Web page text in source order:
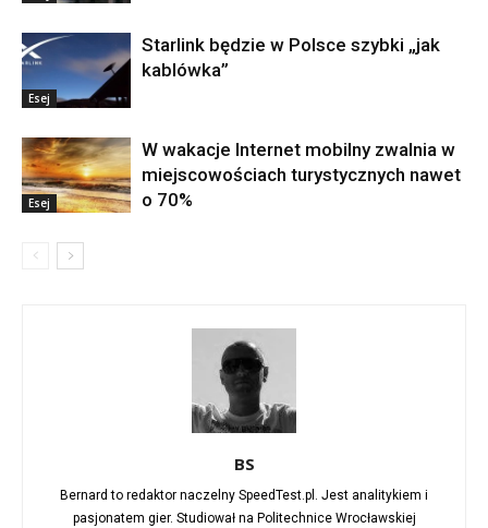
Esej
Starlink będzie w Polsce szybki „jak
kablówka”
Esej
W wakacje Internet mobilny zwalnia w
miejscowościach turystycznych nawet
o 70%
BS
Bernard to redaktor naczelny SpeedTest.pl. Jest analitykiem i
pasjonatem gier. Studiował na Politechnice Wrocławskiej